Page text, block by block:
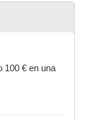
100 € en una